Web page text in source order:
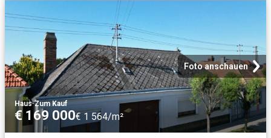
Foto anschauen
Haus·Zum Kauf
€ 169 000€ 1 564/m²